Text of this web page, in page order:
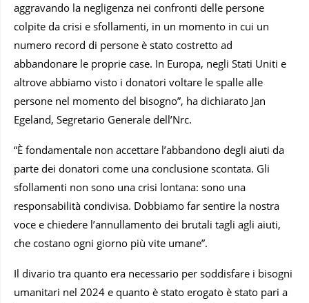
aggravando la negligenza nei confronti delle persone
colpite da crisi e sfollamenti, in un momento in cui un
numero record di persone è stato costretto ad
abbandonare le proprie case. In Europa, negli Stati Uniti e
altrove abbiamo visto i donatori voltare le spalle alle
persone nel momento del bisogno”, ha dichiarato Jan
Egeland, Segretario Generale dell’Nrc.
“È fondamentale non accettare l’abbandono degli aiuti da
parte dei donatori come una conclusione scontata. Gli
sfollamenti non sono una crisi lontana: sono una
responsabilità condivisa. Dobbiamo far sentire la nostra
voce e chiedere l’annullamento dei brutali tagli agli aiuti,
che costano ogni giorno più vite umane”.
Il divario tra quanto era necessario per soddisfare i bisogni
umanitari nel 2024 e quanto è stato erogato è stato pari a